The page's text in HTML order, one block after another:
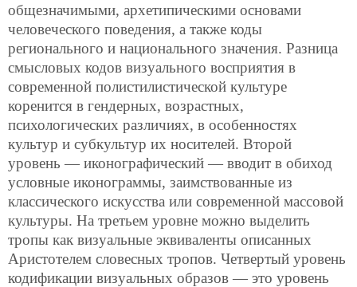
общезначимыми, архетипическими основами
человеческого поведения, а также коды
регионального и национального значения. Разница
смысловых кодов визуального восприятия в
современной полистилистической культуре
коренится в гендерных, возрастных,
психологических различиях, в особенностях
культур и субкультур их носителей. Второй
уровень — иконографический — вводит в обиход
условные иконограммы, заимствованные из
классического искусства или современной массовой
культуры. На третьем уровне можно выделить
тропы как визуальные эквиваленты описанных
Аристотелем словесных тропов. Четвертый уровень
кодификации визуальных образов — это уровень